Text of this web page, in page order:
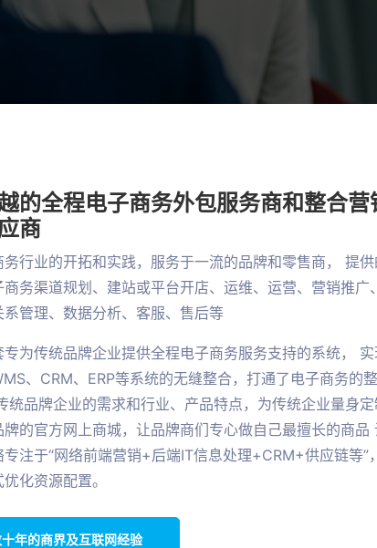
的全程电子商务外包服务商和整合营
商
行业的开拓和实践，服务于一流的品牌和零售商， 提
务渠道规划、建站或平台开店、运维、运营、营销推广
管理、数据分析、客服、售后等
专为传统品牌企业提供全程电子商务服务支持的系统， 实
、CRM、ERP等系统的无缝整合，打通了电子商务的
统品牌企业的需求和行业、产品特点，为传统企业量身
的官方网上商城，让品牌商们专心做自己最擅长的商品
注于“网络前端营销+后端IT信息处理+CRM+供应链等”
化资源配置。
年的商界及互联网经验